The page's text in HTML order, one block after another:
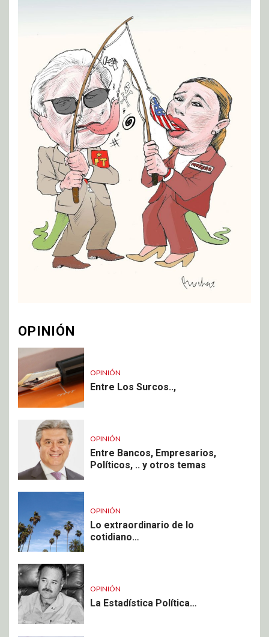
OPINIÓN
OPINIÓN
Entre Los Surcos..,
OPINIÓN
Entre Bancos, Empresarios,
Políticos, .. y otros temas
OPINIÓN
Lo extraordinario de lo
cotidiano…
OPINIÓN
La Estadística Política…